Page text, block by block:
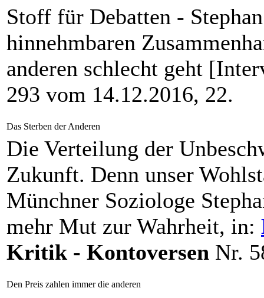
Stoff für Debatten -
hinnehmbaren
anderen schlecht geht
293 vom 14.12.2016, 22.
Das Sterben der Anderen
Die Verteilung der
Zukunft. Denn unser
Münchner Soziologe
mehr Mut zur Wahrheit, in:
Kritik - Kontoversen Nr.
Den Preis zahlen immer die anderen